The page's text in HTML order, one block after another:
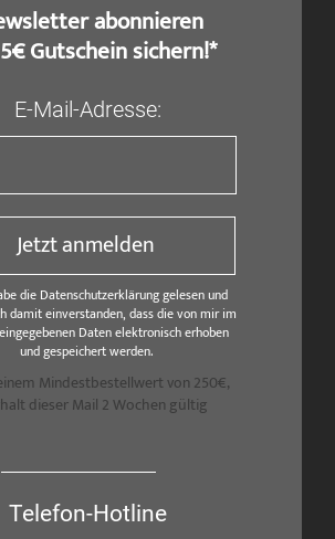
abonnieren
Gutschein sichern!*
E-Mail-Adresse:
Jetzt anmelden
die Datenschutzerklärung gelesen und
damit einverstanden, dass die von mir im
Daten elektronisch erhoben
und gespeichert werden.
Mindestbestellwert von 250€,
dieser Mail 2 Wochen gültig
Telefon-Hotline